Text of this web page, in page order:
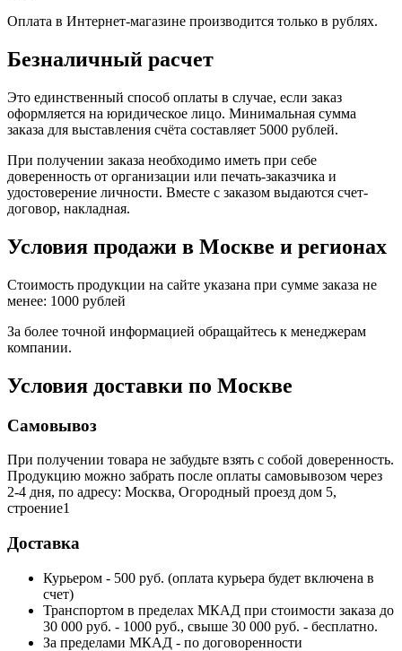
Оплата в Интернет-магазине производится только в рублях.
Безналичный расчет
Это единственный способ оплаты в случае, если заказ
оформляется на юридическое лицо. Минимальная сумма
заказа для выставления счёта составляет 5000 рублей.
При получении заказа необходимо иметь при себе
доверенность от организации или печать-заказчика и
удостоверение личности. Вместе с заказом выдаются счет-
договор, накладная.
Условия продажи в Москве и регионах
Стоимость продукции на сайте указана при сумме заказа не
менее: 1000 рублей
За более точной информацией обращайтесь к менеджерам
компании.
Условия доставки по Москве
Самовывоз
При получении товара не забудьте взять с собой доверенность.
Продукцию можно забрать после оплаты самовывозом через
2-4 дня, по адресу: Москва, Огородный проезд дом 5,
строение1
Доставка
Курьером - 500 руб. (оплата курьера будет включена в
счет)
Транспортом в пределах МКАД при стоимости заказа до
30 000 руб. - 1000 руб., свыше 30 000 руб. - бесплатно.
За пределами МКАД - по договоренности